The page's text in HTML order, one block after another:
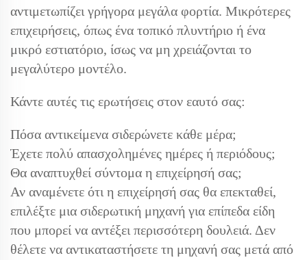
αντιμετωπίζει γρήγορα μεγάλα φορτία. Μικρότερες
επιχειρήσεις, όπως ένα τοπικό πλυντήριο ή ένα
μικρό εστιατόριο, ίσως να μη χρειάζονται το
μεγαλύτερο μοντέλο.
Κάντε αυτές τις ερωτήσεις στον εαυτό σας:
Πόσα αντικείμενα σιδερώνετε κάθε μέρα;
Έχετε πολύ απασχολημένες ημέρες ή περιόδους;
Θα αναπτυχθεί σύντομα η επιχείρησή σας;
Αν αναμένετε ότι η επιχείρησή σας θα επεκταθεί,
επιλέξτε μια σιδερωτική μηχανή για επίπεδα είδη
που μπορεί να αντέξει περισσότερη δουλειά. Δεν
θέλετε να αντικαταστήσετε τη μηχανή σας μετά από